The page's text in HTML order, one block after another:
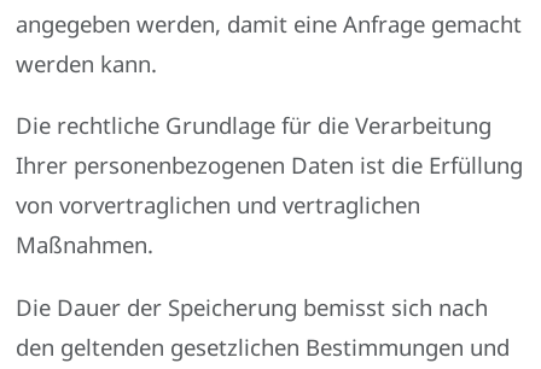
angegeben werden, damit eine Anfrage gemacht
werden kann.
Die rechtliche Grundlage für die Verarbeitung
Ihrer personenbezogenen Daten ist die Erfüllung
von vorvertraglichen und vertraglichen
Maßnahmen.
Die Dauer der Speicherung bemisst sich nach
den geltenden gesetzlichen Bestimmungen und